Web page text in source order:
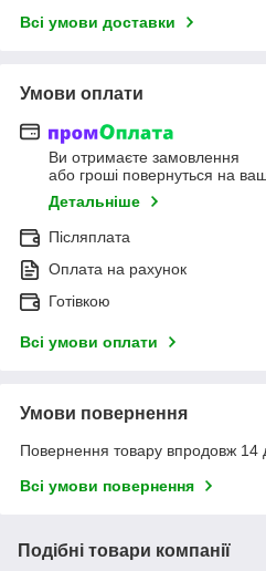
Всі умови доставки
Умови оплати
Ви отримаєте замовлення
або гроші повернуться на
Детальніше
Післяплата
Оплата на рахунок
Готівкою
Всі умови оплати
Умови повернення
Повернення товару впродовж 14
Всі умови повернення
Подібні товари компанії